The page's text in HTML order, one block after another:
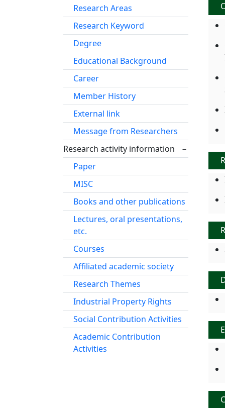
Research Areas
Research Keyword
Degree
Educational Background
Career
Member History
External link
Message from Researchers
Research activity information
－
Paper
MISC
Books and other publications
Lectures, oral presentations,
etc.
Courses
Affiliated academic society
Research Themes
Industrial Property Rights
Social Contribution Activities
Academic Contribution
Activities